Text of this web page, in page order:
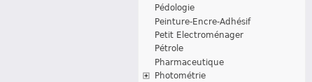
Pédologie
Peinture-Encre-Adhésif
Petit Electroménager
Pétrole
Pharmaceutique
Photométrie